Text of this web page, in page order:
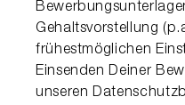
Gehaltsvorstellung
frühestmöglichen
Einsenden Deiner
unseren